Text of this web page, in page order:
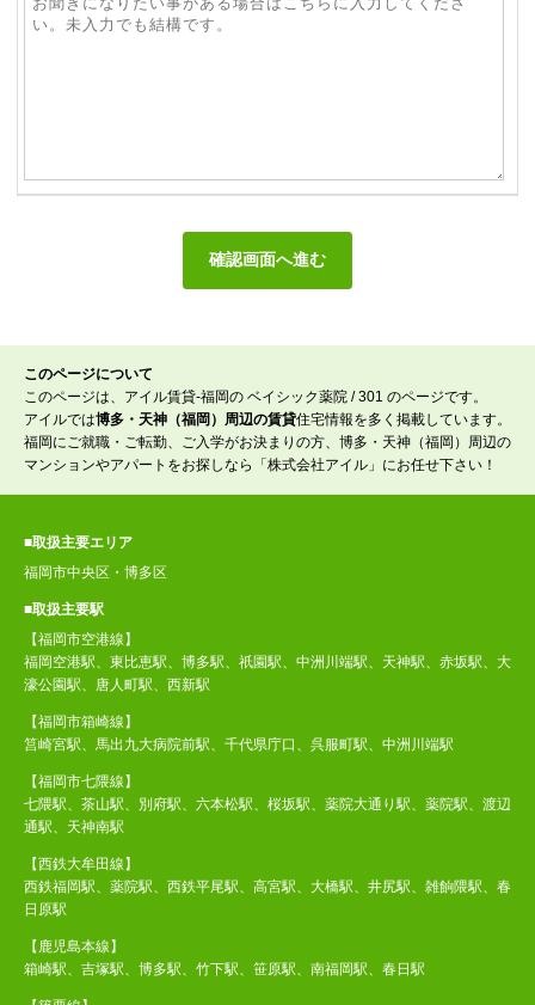
このページについて
このページは、アイル賃貸-福岡の ベイシック薬院 / 301 のページです。
アイルでは博多・天神（福岡）周辺の賃貸住宅情報を多く掲載しています。
福岡にご就職・ご転勤、ご入学がお決まりの方、博多・天神（福岡）周辺の
マンションやアパートをお探しなら「株式会社アイル」にお任せ下さい！
■取扱主要エリア
福岡市中央区・博多区
■取扱主要駅
【福岡市空港線】
福岡空港駅、東比恵駅、博多駅、祇園駅、中洲川端駅、天神駅、赤坂駅、大
濠公園駅、唐人町駅、西新駅
【福岡市箱崎線】
筥崎宮駅、馬出九大病院前駅、千代県庁口、呉服町駅、中洲川端駅
【福岡市七隈線】
七隈駅、茶山駅、別府駅、六本松駅、桜坂駅、薬院大通り駅、薬院駅、渡辺
通駅、天神南駅
【西鉄大牟田線】
西鉄福岡駅、薬院駅、西鉄平尾駅、高宮駅、大橋駅、井尻駅、雑餉隈駅、春
日原駅
【鹿児島本線】
箱崎駅、吉塚駅、博多駅、竹下駅、笹原駅、南福岡駅、春日駅